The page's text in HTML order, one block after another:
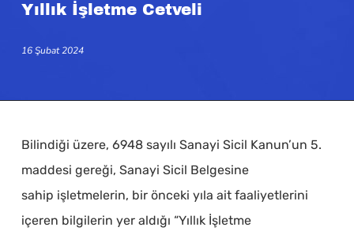
Yıllık İşletme Cetveli
16 Şubat 2024
Bilindiği üzere, 6948 sayılı Sanayi Sicil Kanun’un 5.
maddesi gereği, Sanayi Sicil Belgesine
sahip işletmelerin, bir önceki yıla ait faaliyetlerini
içeren bilgilerin yer aldığı “Yıllık İşletme